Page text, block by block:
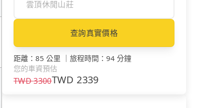
查詢真實價格
距離 ： 85 公里 ｜ 旅程時間 ： 94 分鐘
您的車資預估
TWD3300TWD 2339